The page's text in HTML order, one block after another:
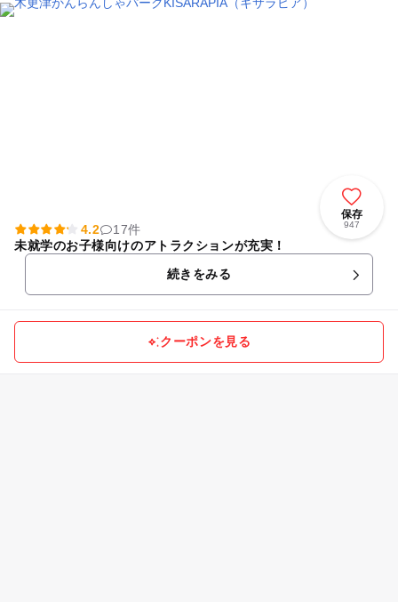
保存
947
4.2
17件
未就学のお子様向けのアトラクションが充実！
続きをみる
クーポンを見る